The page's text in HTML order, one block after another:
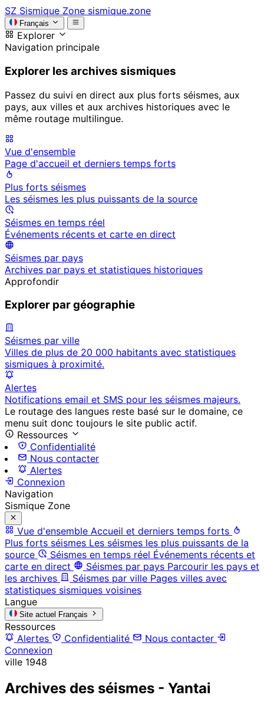
SZ Sismique Zone sismique.zone
Français
Explorer
Navigation principale
Explorer les archives sismiques
Passez du suivi en direct aux plus forts séismes, aux
pays, aux villes et aux archives historiques avec le
même routage multilingue.
Vue d'ensemble
Page d'accueil et derniers temps forts
Plus forts séismes
Les séismes les plus puissants de la source
Séismes en temps réel
Événements récents et carte en direct
Séismes par pays
Archives par pays et statistiques historiques
Approfondir
Explorer par géographie
Séismes par ville
Villes de plus de 20 000 habitants avec statistiques
sismiques à proximité.
Alertes
Notifications email et SMS pour les séismes majeurs.
Le routage des langues reste basé sur le domaine, ce
menu suit donc toujours le site public actif.
Ressources
Confidentialité
Nous contacter
Alertes
Connexion
Navigation
Sismique Zone
Vue d'ensemble Accueil et derniers temps forts
Plus forts séismes Les séismes les plus puissants de la
source
Séismes en temps réel Événements récents et
carte en direct
Séismes par pays Parcourir les pays et
les archives
Séismes par ville Pages villes avec
statistiques sismiques voisines
Langue
Site actuel Français
Ressources
Alertes
Confidentialité
Nous contacter
Connexion
ville 1948
Archives des séismes - Yantai